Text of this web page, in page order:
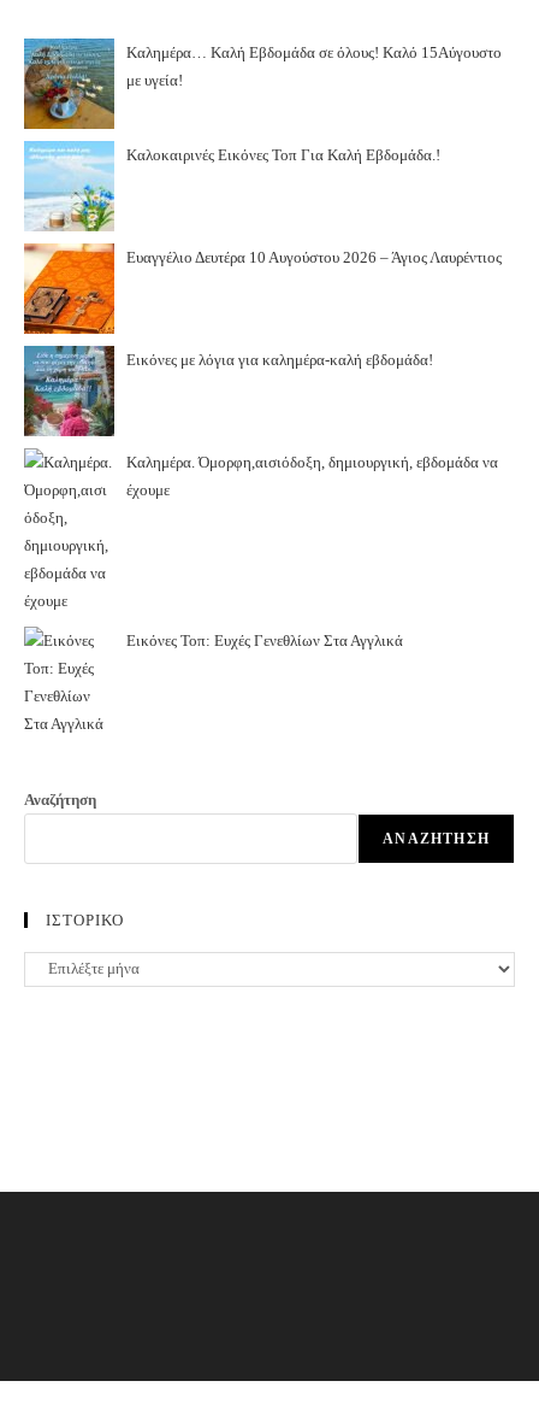
Καλημέρα… Καλή Εβδομάδα σε όλους! Καλό 15Αύγουστο
με υγεία!
Καλοκαιρινές Εικόνες Τοπ Για Καλή Εβδομάδα.!
Ευαγγέλιο Δευτέρα 10 Αυγούστου 2026 – Άγιος Λαυρέντιος
Εικόνες με λόγια για καλημέρα-καλή εβδομάδα!
Καλημέρα. Όμορφη,αισιόδοξη, δημιουργική, εβδομάδα να
έχουμε
Εικόνες Τοπ: Ευχές Γενεθλίων Στα Αγγλικά
Αναζήτηση
ΑΝΑΖΉΤΗΣΗ
ΙΣΤΟΡΙΚΟ
ΙΣΤΟΡΙΚΟ